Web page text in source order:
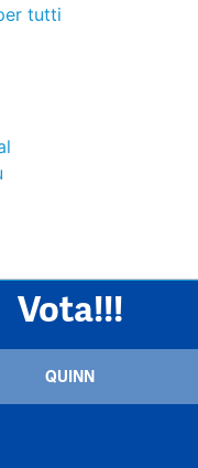
tutti
Vota!!!
QUINN